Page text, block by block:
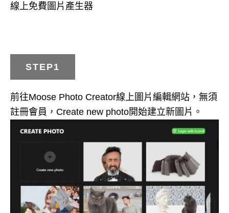
線上免費圖片產生器
STEP1
前往Moose Photo Creator線上圖片編輯網站，無須
註冊會員，Create new photo開始建立新圖片。